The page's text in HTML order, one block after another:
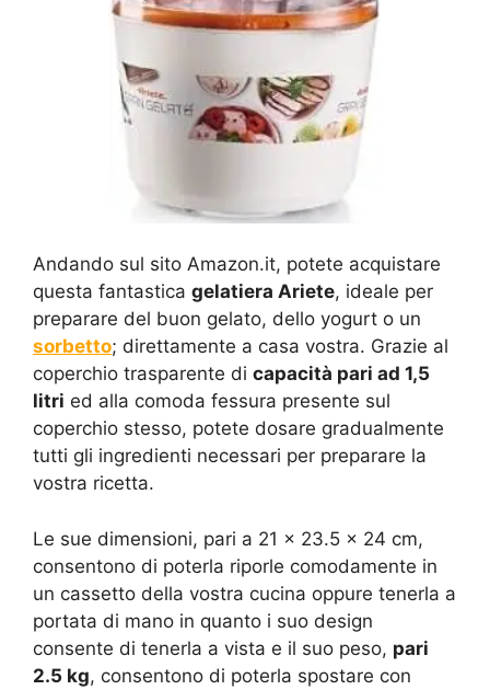
Andando sul sito Amazon.it, potete acquistare
questa fantastica gelatiera Ariete, ideale per
preparare del buon gelato, dello yogurt o un
sorbetto; direttamente a casa vostra. Grazie al
coperchio trasparente di capacità pari ad 1,5
litri ed alla comoda fessura presente sul
coperchio stesso, potete dosare gradualmente
tutti gli ingredienti necessari per preparare la
vostra ricetta.
Le sue dimensioni, pari a 21 x 23.5 x 24 cm,
consentono di poterla riporle comodamente in
un cassetto della vostra cucina oppure tenerla a
portata di mano in quanto i suo design
consente di tenerla a vista e il suo peso, pari
2.5 kg, consentono di poterla spostare con